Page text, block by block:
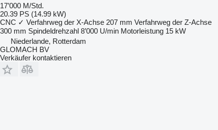
17’000 M/Std.
20.39 PS (14.99 kW)
CNC ✓ Verfahrweg der X-Achse 207 mm Verfahrweg der Z-Achse
300 mm Spindeldrehzahl 8’000 U/min Motorleistung 15 kW
Niederlande, Rotterdam
GLOMACH BV
Verkäufer kontaktieren